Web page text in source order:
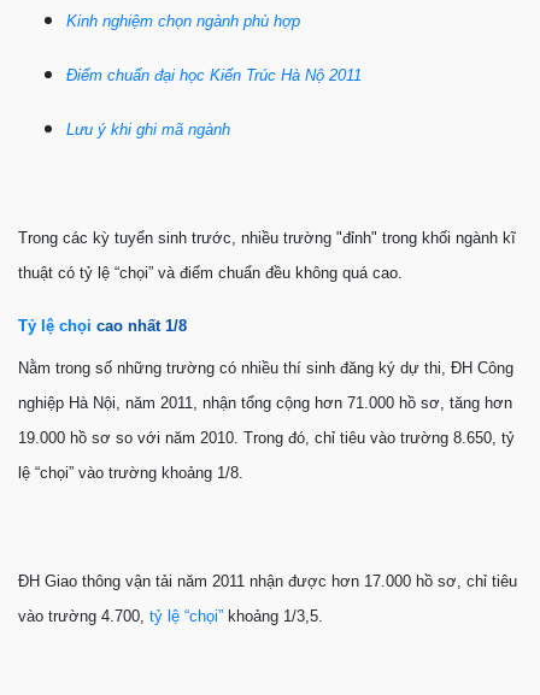
Kinh nghiệm chọn ngành phù hợp
Điểm chuẩn đại học Kiến Trúc Hà Nộ 2011
Lưu ý khi ghi mã ngành
Trong các kỳ tuyển sinh trước, nhiều trường "đỉnh" trong khối ngành kĩ
thuật có tỷ lệ “chọi” và điểm chuẩn đều không quá cao.
Tỷ lệ chọi cao nhất 1/8
Nằm trong số những trường có nhiều thí sinh đăng ký dự thi, ĐH Công
nghiệp Hà Nội, năm 2011, nhận tổng cộng hơn 71.000 hồ sơ, tăng hơn
19.000 hồ sơ so với năm 2010. Trong đó, chỉ tiêu vào trường 8.650, tỷ
lệ “chọi” vào trường khoảng 1/8.
ĐH Giao thông vận tải năm 2011 nhận được hơn 17.000 hồ sơ, chỉ tiêu
vào trường 4.700, tỷ lệ “chọi” khoảng 1/3,5.